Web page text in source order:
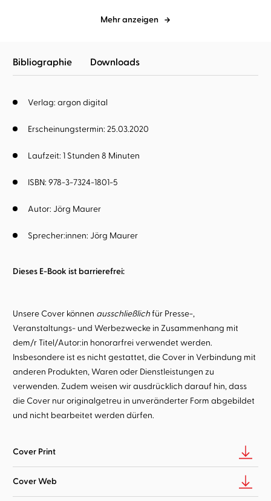
Mehr anzeigen
Bibliographie Downloads
Verlag: argon digital
Erscheinungstermin: 25.03.2020
Laufzeit: 1 Stunden 8 Minuten
ISBN: 978-3-7324-1801-5
Autor: Jörg Maurer
Sprecher:innen: Jörg Maurer
Dieses E-Book ist barrierefrei:
Unsere Cover können ausschließlichfür Presse-,
Veranstaltungs- und Werbezwecke in Zusammenhang mit
dem/r Titel/Autor:in honorarfrei verwendet werden.
Insbesondere ist es nicht gestattet, die Cover in Verbindung mit
anderen Produkten, Waren oder Dienstleistungen zu
verwenden. Zudem weisen wir ausdrücklich darauf hin, dass
die Cover nur originalgetreu in unveränderter Form abgebildet
und nicht bearbeitet werden dürfen.
Cover Print
Cover Web